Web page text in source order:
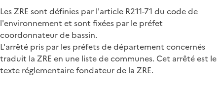
Les ZRE sont définies par l'article R211-71 du code de
l'environnement et sont fixées par le préfet
coordonnateur de bassin.
L'arrêté pris par les préfets de département concernés
traduit la ZRE en une liste de communes. Cet arrêté est le
texte réglementaire fondateur de la ZRE.